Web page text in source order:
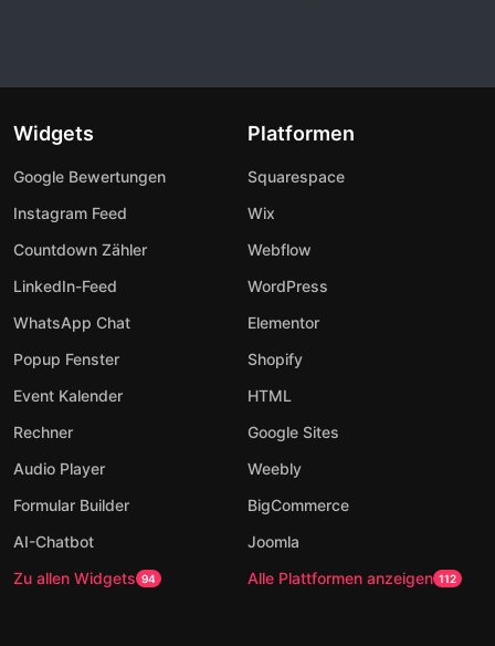
Widgets
Google Bewertungen
Instagram Feed
Countdown Zähler
LinkedIn-Feed
WhatsApp Chat
Popup Fenster
Event Kalender
Rechner
Audio Player
Formular Builder
AI-Chatbot
Zu allen Widgets 94
Platformen
Squarespace
Wix
Webflow
WordPress
Elementor
Shopify
HTML
Google Sites
Weebly
BigCommerce
Joomla
Alle Plattformen anzeigen 112